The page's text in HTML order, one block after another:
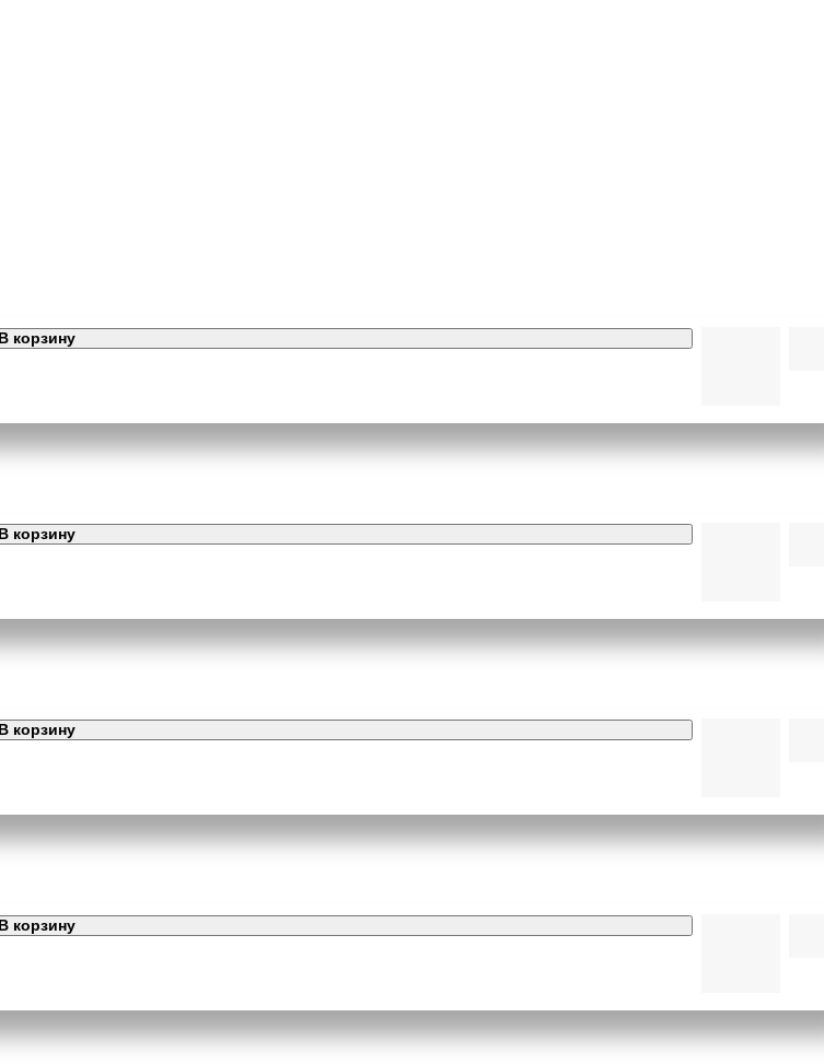
В корзину
В корзину
В корзину
В корзину